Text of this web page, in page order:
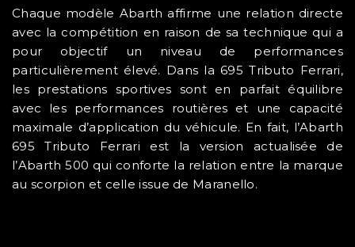
Chaque modèle Abarth affirme une relation directe
avec la compétition en raison de sa technique qui a
pour objectif un niveau de performances
particulièrement élevé. Dans la 695 Tributo Ferrari,
les prestations sportives sont en parfait équilibre
avec les performances routières et une capacité
maximale d’application du véhicule. En fait, l’Abarth
695 Tributo Ferrari est la version actualisée de
l’Abarth 500 qui conforte la relation entre la marque
au scorpion et celle issue de Maranello.